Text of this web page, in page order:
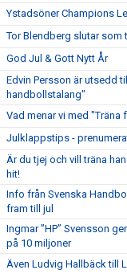
Ystadsöner Champions
Tor Blendberg slutar som
God Jul & Gott Nytt År
Edvin Persson är utsedd
handbollstalang"
Vad menar vi med "Träna
Julklappstips -
Är du tjej och vill träna
hit!
Info från Svenska
fram till jul
Ingmar ”HP” Svensson
på 10 miljoner
Även Ludvig Hallbäck till